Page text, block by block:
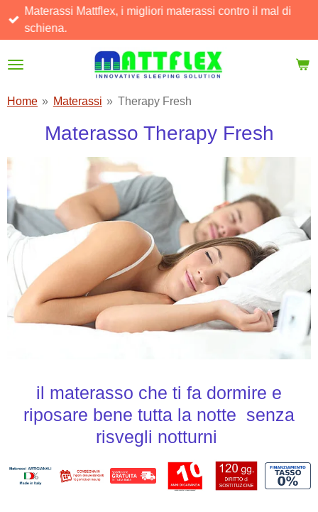
Vai
principale
Materassi Mattflex, i migliori materassi contro il mal di
schiena.
Home » Materassi » Therapy Fresh
Materasso Therapy Fresh
il materasso che ti fa dormire e
riposare bene tutta la notte senza
risvegli notturni